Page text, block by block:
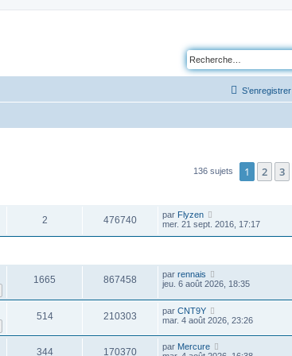
S’enregistrer
136 sujets 1 2 3
2 476740 par Flyzen
mer. 21 sept. 2016, 17:17
1665 867458 par rennais
jeu. 6 août 2026, 18:35
514 210303 par CNT9Y
mar. 4 août 2026, 23:26
344 170370 par Mercure